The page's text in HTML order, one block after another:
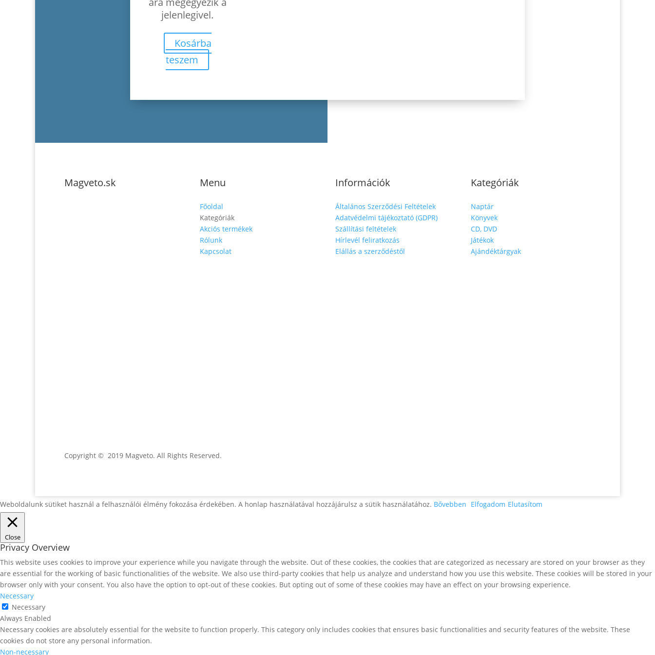
jelenlegivel.
Kosárba
teszem
Magveto.sk Menu
Főoldal
Kategóriák
Akciós termékek
Rólunk
Kapcsolat
Információk
Általános Szerződési Feltételek
Adatvédelmi tájékoztató (GDPR)
Szállítási feltételek
Hírlevél feliratkozás
Elállás a szerződéstől
Kategóriák
Naptár
Könyvek
CD, DVD
Játékok
Ajándéktárgyak
Copyright © 2019 Magveto. All Rights Reserved.
Weboldalunk sütiket használ a felhasználói élmény fokozása érdekében. A honlap használatával hozzájárulsz a sütik használatához. Bővebben Elfogadom Elutasítom
Close
Privacy Overview
This website uses cookies to improve your experience while you navigate through the website. Out of these cookies, the cookies that are categorized as necessary are stored on your browser as they
are essential for the working of basic functionalities of the website. We also use third-party cookies that help us analyze and understand how you use this website. These cookies will be stored in your
browser only with your consent. You also have the option to opt-out of these cookies. But opting out of some of these cookies may have an effect on your browsing experience.
Necessary
Necessary
Always Enabled
Necessary cookies are absolutely essential for the website to function properly. This category only includes cookies that ensures basic functionalities and security features of the website. These
cookies do not store any personal information.
Non-necessary